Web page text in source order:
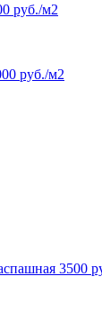
руб./м2
руб./м2
3500